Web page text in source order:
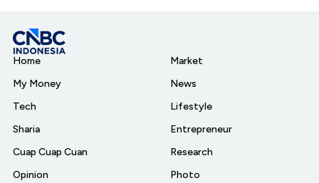
Home
My Money
Tech
Sharia
Cuap Cuap Cuan
Opinion
Market
News
Lifestyle
Entrepreneur
Research
Photo